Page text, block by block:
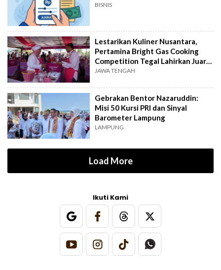
BISNIS
Lestarikan Kuliner Nusantara,
Pertamina Bright Gas Cooking
Competition Tegal Lahirkan Juara
Baru
JAWA TENGAH
Gebrakan Bentor Nazaruddin:
Misi 50 Kursi PRI dan Sinyal
Barometer Lampung
LAMPUNG
Load More
Ikuti Kami